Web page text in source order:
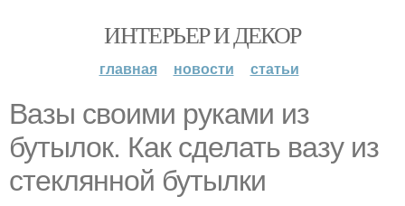
ИНТЕРЬЕР И ДЕКОР
главная новости статьи
Вазы своими руками из
бутылок. Как сделать вазу из
стеклянной бутылки